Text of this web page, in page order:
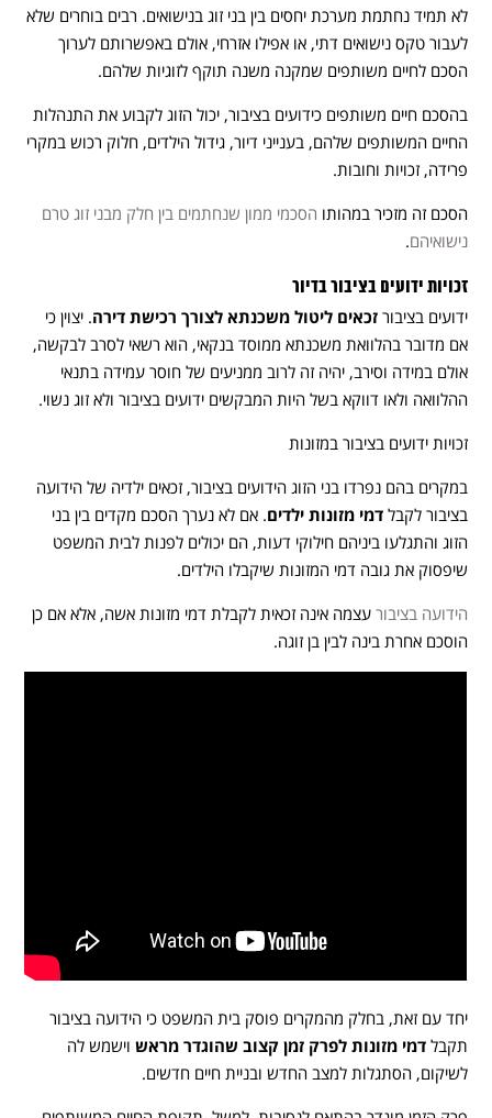
לא תמיד נחתמת מערכת יחסים בין בני זוג בנישואים. רבים בוחרים שלא
לעבור טקס נישואים דתי, או אפילו אזרחי, אולם באפשרותם לערוך
הסכם לחיים משותפים שמקנה משנה תוקף לזוגיות שלהם.
בהסכם חיים משותפים כידועים בציבור, יכול הזוג לקבוע את התנהלות
החיים המשותפים שלהם, בענייני דיור, גידול הילדים, חלוק רכוש במקרי
פרידה, זכויות וחובות.
הסכם זה מזכיר במהותו הסכמי ממון שנחתמים בין חלק מבני זוג טרם
נישואיהם.
זכויות ידועים בציבור בדיור
ידועים בציבורזכאים ליטול משכנתא לצורך רכישת דירה. יצוין כי
אם מדובר בהלוואת משכנתא ממוסד בנקאי, הוא רשאי לסרב לבקשה,
אולם במידה וסירב, יהיה זה לרוב ממניעים של חוסר עמידה בתנאי
ההלוואה ולאו דווקא בשל היות המבקשים ידועים בציבור ולא זוג נשוי.
זכויות ידועים בציבור במזונות
במקרים בהם נפרדו בני הזוג הידועים בציבור, זכאים ילדיה של הידועה
בציבור לקבלדמי מזונות ילדים. אם לא נערך הסכם מקדים בין בני
הזוג והתגלעו ביניהם חילוקי דעות, הם יכולים לפנות לבית המשפט
שיפסוק את גובה דמי המזונות שיקבלו הילדים.
הידועה בציבור עצמה אינה זכאית לקבלת דמי מזונות אשה, אלא אם כן
הוסכם אחרת בינה לבין בן זוגה.
יחד עם זאת, בחלק מהמקרים פוסק בית המשפט כי הידועה בציבור
תקבלדמי מזונות לפרק זמן קצוב שהוגדר מראש וישמש לה
לשיקום, הסתגלות למצב החדש ובניית חיים חדשים.